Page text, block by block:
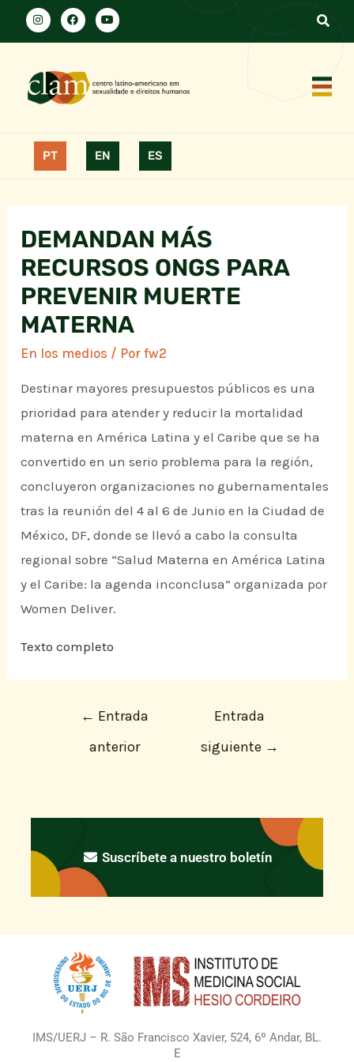
PT EN ES
DEMANDAN MÁS
RECURSOS ONGS PARA
PREVENIR MUERTE
MATERNA
En los medios / Porfw2
Destinar mayores presupuestos públicos es una
prioridad para atender y reducir la mortalidad
materna en América Latina y el Caribe que se ha
convertido en un serio problema para la región,
concluyeron organizaciones no gubernamentales
tras la reunión del 4 al 6 de Junio en la Ciudad de
México, DF, donde se llevó a cabo la consulta
regional sobre “Salud Materna en América Latina
y el Caribe: la agenda inconclusa” organizada por
Women Deliver.
Texto completo
← Entrada
anterior
Entrada
siguiente →
Suscríbete a nuestro boletín
IMS/UERJ – R. São Francisco Xavier, 524, 6º Andar, BL.
E